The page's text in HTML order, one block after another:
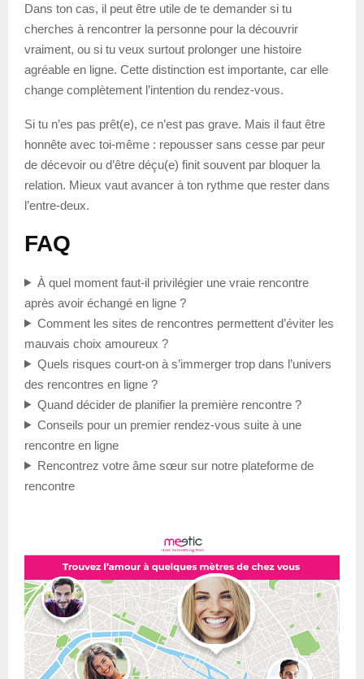
Dans ton cas, il peut être utile de te demander si tu
cherches à rencontrer la personne pour la découvrir
vraiment, ou si tu veux surtout prolonger une histoire
agréable en ligne. Cette distinction est importante, car elle
change complètement l’intention du rendez-vous.
Si tu n’es pas prêt(e), ce n’est pas grave. Mais il faut être
honnête avec toi-même : repousser sans cesse par peur
de décevoir ou d’être déçu(e) finit souvent par bloquer la
relation. Mieux vaut avancer à ton rythme que rester dans
l’entre-deux.
FAQ
À quel moment faut-il privilégier une vraie rencontre
après avoir échangé en ligne ?
Comment les sites de rencontres permettent d’éviter les
mauvais choix amoureux ?
Quels risques court-on à s’immerger trop dans l’univers
des rencontres en ligne ?
Quand décider de planifier la première rencontre ?
Conseils pour un premier rendez-vous suite à une
rencontre en ligne
Rencontrez votre âme sœur sur notre plateforme de
rencontre